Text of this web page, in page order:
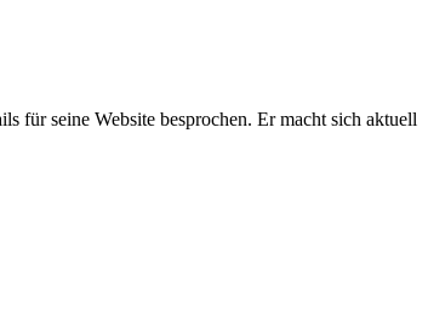
für seine Website besprochen. Er macht sich aktuell